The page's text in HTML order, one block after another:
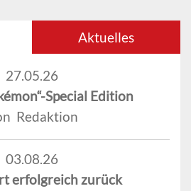
Aktuelles
27.05.26
Special Edition
Redaktion
03.08.26
erfolgreich zurück